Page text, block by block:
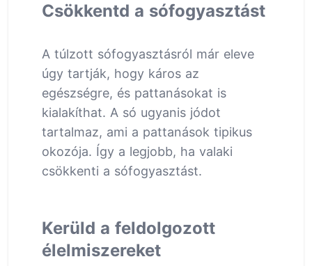
Csökkentd a sófogyasztást
A túlzott sófogyasztásról már eleve
úgy tartják, hogy káros az
egészségre, és pattanásokat is
kialakíthat. A só ugyanis jódot
tartalmaz, ami a pattanások tipikus
okozója. Így a legjobb, ha valaki
csökkenti a sófogyasztást.
Kerüld a feldolgozott
élelmiszereket